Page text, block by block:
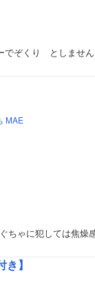
ーでぞくり としま
MAE
ちゃに犯しては焦燥
】